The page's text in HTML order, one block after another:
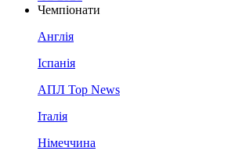
Чемпіонати
Англія
Іспанія
АПЛ Top News
Італія
Німеччина